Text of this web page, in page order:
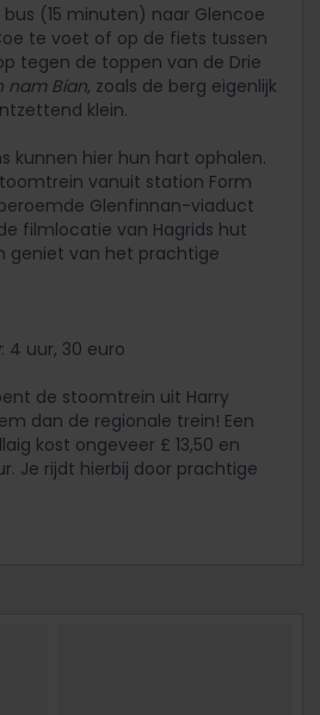
(15 minuten) naar Glencoe
te voet of op de fiets tussen
tegen de toppen van de Drie
nam Bian, zoals de berg eigenlijk
klein.
kunnen hier hun hart ophalen.
vanuit station Form
Glenfinnan-viaduct
filmlocatie van Hagrids hut
geniet van het prachtige
4 uur, 30 euro
de stoomtrein uit Harry
dan de regionale trein! Een
kost ongeveer £ 13,50 en
Je rijdt hierbij door prachtige